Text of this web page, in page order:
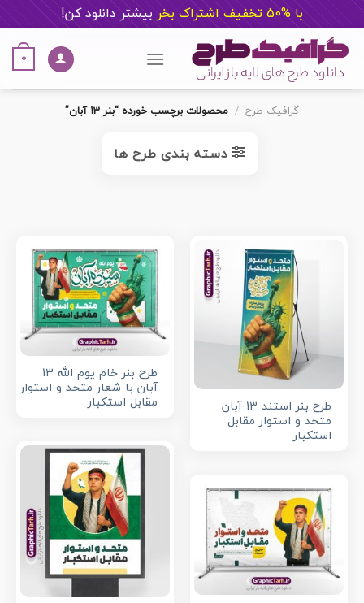
با %50 تخفیف اشتراک بخر بیشتر دانلود کن!
content
0
گرافیک طرح / محصولات برچسب خورده “بنر 13 آبان”
دسته بندی طرح ها
طرح بنر استند 13 آبان
متحد و استوار مقابل
استکبار
طرح بنر خام یوم الله 13
آبان با شعار متحد و استوار
مقابل استکبار